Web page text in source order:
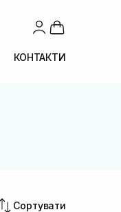
КОНТАКТИ
Сортувати